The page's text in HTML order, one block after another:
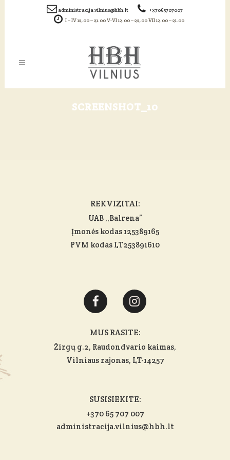
administracija.vilnius@hbh.lt
+37065707007
I – IV 12.00 – 21.00 V-VI 12.00 – 22.00 VII 12.00 – 21.00
SCREENSHOT_10
REKVIZITAI:
UAB ,,Balrena”
Įmonės kodas 125389165
PVM kodas LT253891610
MUS RASITE:
Žirgų g.2, Raudondvario kaimas,
Vilniaus rajonas, LT-14257
SUSISIEKITE:
+370 65 707 007
administracija.vilnius@hbh.lt